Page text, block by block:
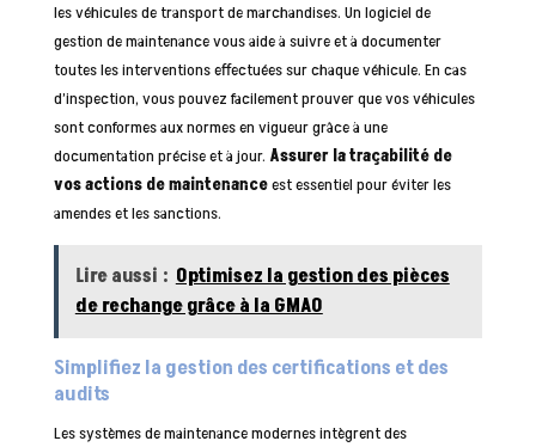
les véhicules de transport de marchandises. Un logiciel de
gestion de maintenance vous aide à suivre et à documenter
toutes les interventions effectuées sur chaque véhicule. En cas
d’inspection, vous pouvez facilement prouver que vos véhicules
sont conformes aux normes en vigueur grâce à une
documentation précise et à jour. Assurer la traçabilité de
vos actions de maintenanceest essentiel pour éviter les
amendes et les sanctions.
Lire aussi : Optimisez la gestion des pièces
de rechange grâce à la GMAO
Simplifiez la gestion des certifications et des
audits
Les systèmes de maintenance modernes intègrent des